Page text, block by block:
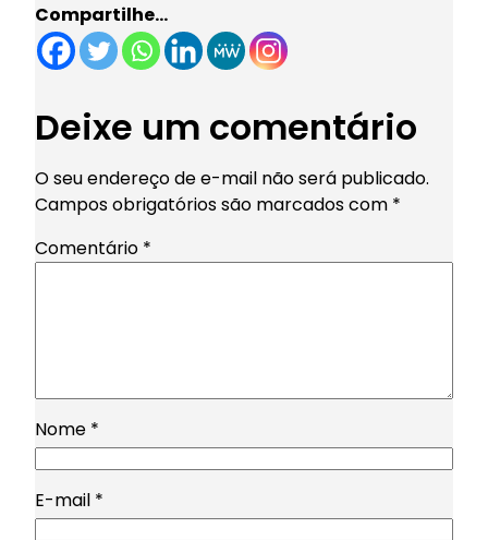
Compartilhe…
Deixe um comentário
O seu endereço de e-mail não será publicado.
Campos obrigatórios são marcados com *
Comentário *
Nome *
E-mail *